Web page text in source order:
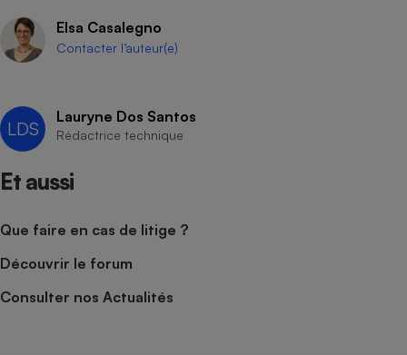
Elsa Casalegno
Contacter l’auteur(e)
LDS
Lauryne Dos Santos
Rédactrice technique
Et aussi
Que faire en cas de litige ?
Découvrir le forum
Consulter nos Actualités